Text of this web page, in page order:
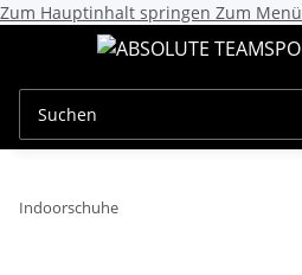
Zum Hauptinhalt springen Zum
Indoorschuhe